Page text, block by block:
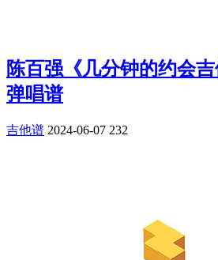
陈百强《几分钟的约会
弹唱谱
吉他谱 2024-06-07 232